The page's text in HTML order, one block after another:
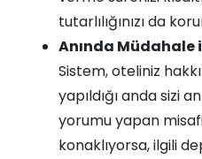
tutarlılığınızı da
Anında Müdahale
Sistem, oteliniz
yapıldığı anda sizi
yorumu yapan
konaklıyorsa, ilgili